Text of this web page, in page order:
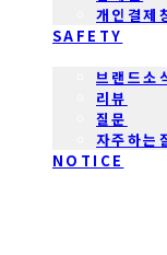
개인결제
SAFETY
브랜드소
리뷰
질문
자주하는
NOTICE